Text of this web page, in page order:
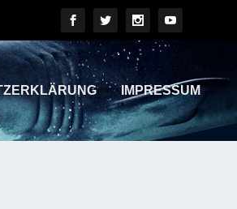
IMPRESSUM